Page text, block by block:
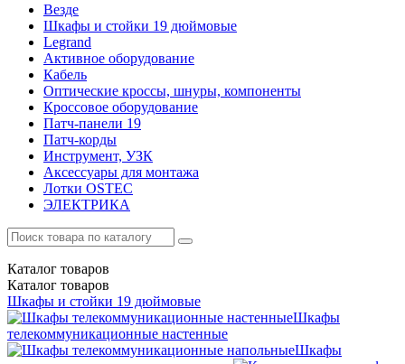
Везде
Шкафы и стойки 19 дюймовые
Legrand
Активное оборудование
Кабель
Оптические кроссы, шнуры, компоненты
Кроссовое оборудование
Патч-панели 19
Патч-корды
Инструмент, УЗК
Аксессуары для монтажа
Лотки OSTEC
ЭЛЕКТРИКА
Каталог товаров
Каталог товаров
Шкафы и стойки 19 дюймовые
Шкафы
телекоммуникационные настенные
Шкафы